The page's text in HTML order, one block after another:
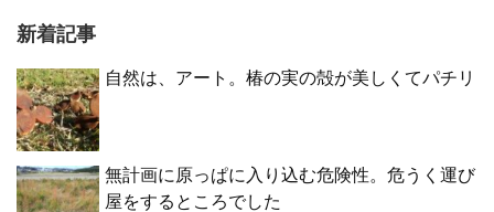
新着記事
自然は、アート。椿の実の殻が美しくてパチリ
無計画に原っぱに入り込む危険性。危うく運び
屋をするところでした